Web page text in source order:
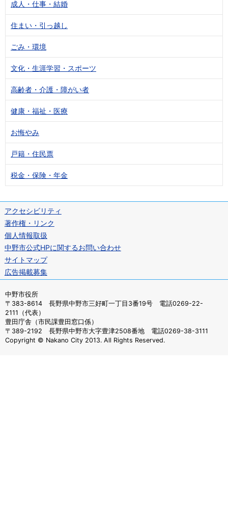
成人・仕事・結婚
住まい・引っ越し
ごみ・環境
文化・生涯学習・スポーツ
高齢者・介護・障がい者
健康・福祉・医療
お悔やみ
戸籍・住民票
税金・保険・年金
アクセシビリティ
著作権・リンク
個人情報取扱
中野市公式HPに関するお問い合わせ
サイトマップ
広告掲載募集
中野市役所
〒383-8614 長野県中野市三好町一丁目3番19号 電話0269-22-
2111（代表）
豊田庁舎（市民課豊田窓口係）
〒389-2192 長野県中野市大字豊津2508番地 電話0269-38-3111
Copyright © Nakano City 2013. All Rights Reserved.